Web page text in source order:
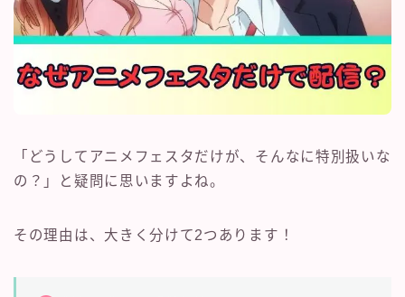
「どうしてアニメフェスタだけが、そんなに特別扱いな
の？」と疑問に思いますよね。
その理由は、大きく分けて2つあります！